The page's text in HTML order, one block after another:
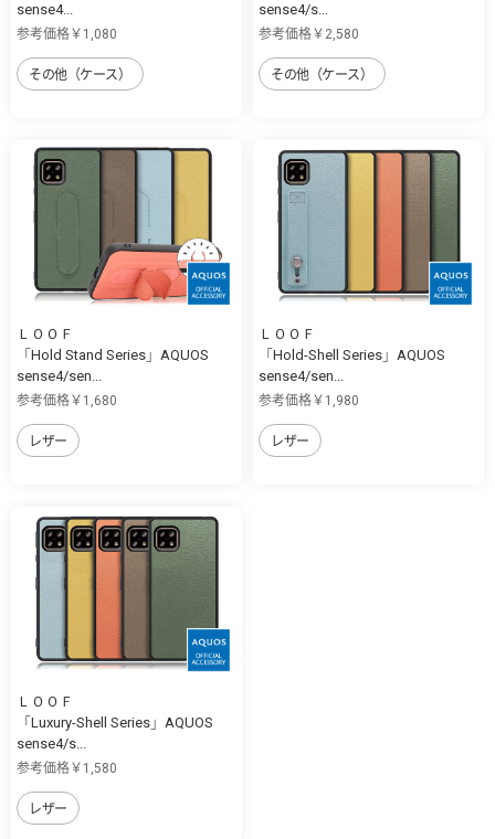
sense4...
参考価格￥1,080
その他（ケース）
sense4/s...
参考価格￥2,580
その他（ケース）
ＬＯＯＦ
「Hold Stand Series」AQUOS
sense4/sen...
参考価格￥1,680
レザー
ＬＯＯＦ
「Hold-Shell Series」AQUOS
sense4/sen...
参考価格￥1,980
レザー
ＬＯＯＦ
「Luxury-Shell Series」AQUOS
sense4/s...
参考価格￥1,580
レザー